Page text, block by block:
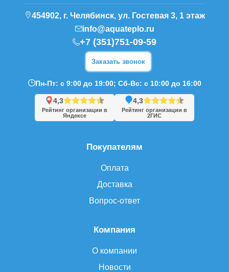
Компания
О компании
Новости
Покупателям
Оплата
Доставка
Вопрос-ответ
454902, г. Челябинск, ул. Гостевая 3, 1 этаж
info@aquateplo.ru
+7 (351)751-09-59
Заказать звонок
Пн-Пт: с 9:00 до 19:00; Сб-Вс: с 10:00 до 16:00
4,3
Рейтинг организации в
Яндексе
4,3
Рейтинг организации в
2ГИС